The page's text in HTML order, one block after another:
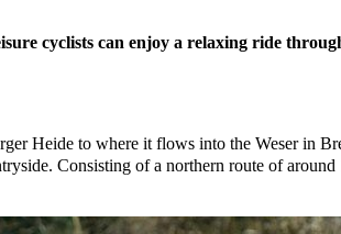
cyclists can enjoy a relaxing ride
Heide to where it flows into the Weser in
Consisting of a northern route of